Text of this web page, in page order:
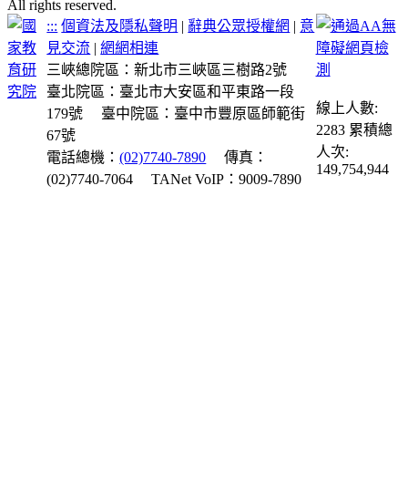
All rights reserved.
::: 個資法及隱私聲明 | 辭典公眾授權網 | 意
見交流 |網網相連
三峽總院區：新北市三峽區三樹路2號
臺北院區：臺北市大安區和平東路一段
179號
臺中院區：臺中市豐原區師範街
67號
電話總機：(02)7740-7890
傳真：
(02)7740-7064
TANet VoIP：9009-7890
線上人數:
2283 累積總
人次:
149,754,944